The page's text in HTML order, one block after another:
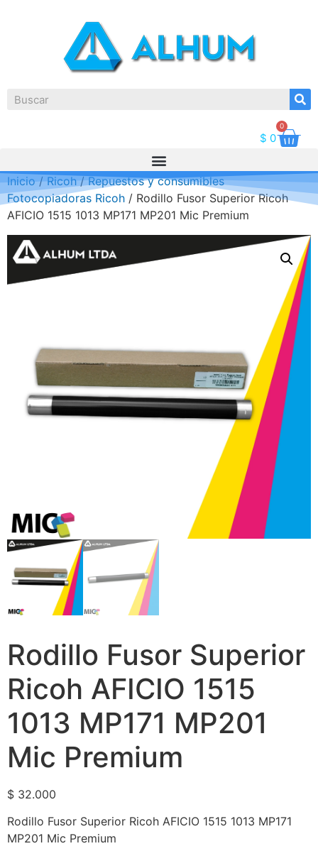
$ 0
0
Inicio/Ricoh/Repuestos y consumibles
Fotocopiadoras Ricoh / Rodillo Fusor Superior Ricoh
AFICIO 1515 1013 MP171 MP201 Mic Premium
Rodillo Fusor Superior
Ricoh AFICIO 1515
1013 MP171 MP201
Mic Premium
$ 32.000
Rodillo Fusor Superior Ricoh AFICIO 1515 1013 MP171
MP201 Mic Premium